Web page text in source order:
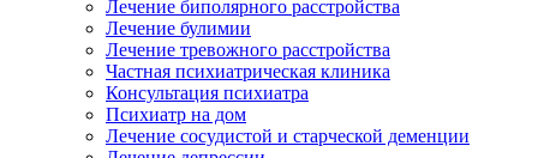
Лечение биполярного расстройства
Лечение булимии
Лечение тревожного расстройства
Частная психиатрическая клиника
Консультация психиатра
Психиатр на дом
Лечение сосудистой и старческой деменции